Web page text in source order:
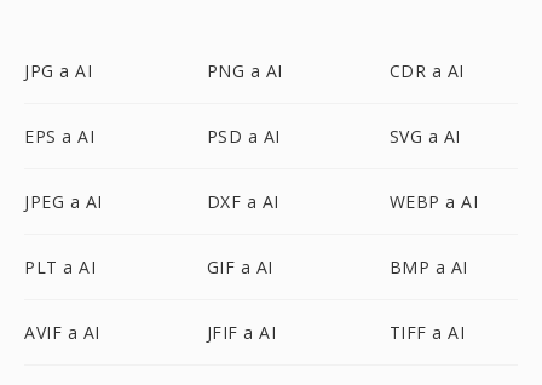
JPG a AI PNG a AI CDR a AI
EPS a AI PSD a AI SVG a AI
JPEG a AI DXF a AI WEBP a AI
PLT a AI GIF a AI BMP a AI
AVIF a AI JFIF a AI TIFF a AI